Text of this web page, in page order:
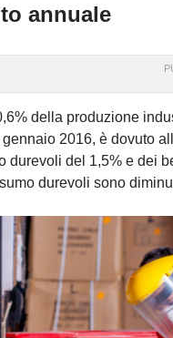
annuale
della produzione
2016, è dovuto
durevoli del 1,5% e dei
durevoli sono